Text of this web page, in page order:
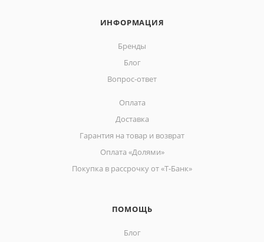
ИНФОРМАЦИЯ
Бренды
Блог
Вопрос-ответ
Оплата
Доставка
Гарантия на товар и возврат
Оплата «Долями»
Покупка в рассрочку от «Т-Банк»
ПОМОЩЬ
Блог